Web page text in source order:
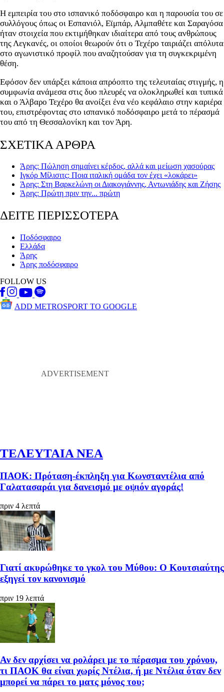
Η εμπειρία του στο ισπανικό ποδόσφαιρο και η παρουσία του σε
συλλόγους όπως οι Εσπανιόλ, Εϊμπάρ, Αλμπαθέτε και Σαραγόσα
ήταν στοιχεία που εκτιμήθηκαν ιδιαίτερα από τους ανθρώπους
της Λεγκανές, οι οποίοι θεωρούν ότι ο Τεχέρο ταιριάζει απόλυτα
στο αγωνιστικό προφίλ που αναζητούσαν για τη συγκεκριμένη
θέση.
Εφόσον δεν υπάρξει κάποια απρόοπτο της τελευταίας στιγμής, η
συμφωνία ανάμεσα στις δυο πλευρές να ολοκληρωθεί και τυπικά
και ο Άλβαρο Τεχέρο θα ανοίξει ένα νέο κεφάλαιο στην καριέρα
του, επιστρέφοντας στο ισπανικό ποδόσφαιρο μετά το πέρασμά
του από τη Θεσσαλονίκη και τον Άρη.
ΣΧΕΤΙΚΑ ΑΡΘΡΑ
Άρης: Πώληση σημαίνει κέρδος, αλλά και μείωση χασούρας
Ιγκόρ Μίλισιτς: Ποια ιταλική ομάδα τον έχει «λοκάρει»
Άρης: Στη Βαρκελώνη οι Διακογιάννης, Αντωνιάδης και Ζήσης
Άρης: Πρώτη πριν την... πρώτη
ΔΕΙΤΕ ΠΕΡΙΣΣΟΤΕΡΑ
Ποδόσφαιρο
Ελλάδα
Άρης
Άρης ποδόσφαιρο
FOLLOW US
ADD METROSPORT TO GOOGLE
ΤΕΛΕΥΤΑΙΑ ΝΕΑ
ΠΑΟΚ: Πρόταση-έκπληξη για Κωνσταντέλια από
Γαλατασαράι για δανεισμό με οψιόν αγοράς!
πριν 4 λεπτά
Γιατί ακυρώθηκε το γκολ του Μύθου: Ο Κουτσιαύτης
εξηγεί τον κανονισμό
πριν 19 λεπτά
Αν δεν αρχίσει να ρολάρει με το πέρασμα του χρόνου,
τι ΠΑΟΚ θα είναι χωρίς Ντέλια, ή με Ντέλια όταν δεν
μπορεί να πάρει το ματς μόνος του;